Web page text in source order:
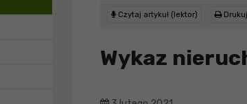
Czytaj artykuł (lektor)
Wykaz